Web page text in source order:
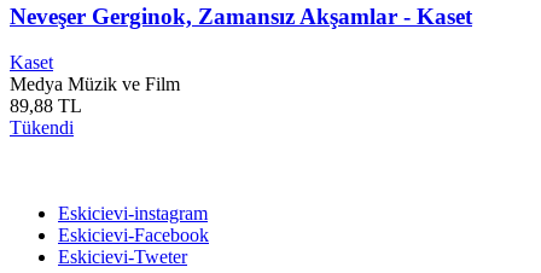
Neveşer Gerginok, Zamansız Akşamlar - Kaset
Kaset
Medya Müzik ve Film
89,88 TL
Tükendi
Eskicievi-instagram
Eskicievi-Facebook
Eskicievi-Tweter